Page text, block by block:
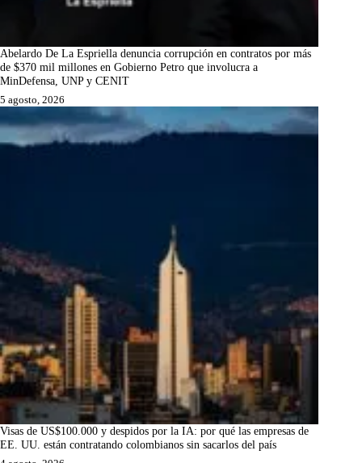
Abelardo De La Espriella denuncia corrupción en contratos por más
de $370 mil millones en Gobierno Petro que involucra a
MinDefensa, UNP y CENIT
5 agosto, 2026
Visas de US$100.000 y despidos por la IA: por qué las empresas de
EE. UU. están contratando colombianos sin sacarlos del país